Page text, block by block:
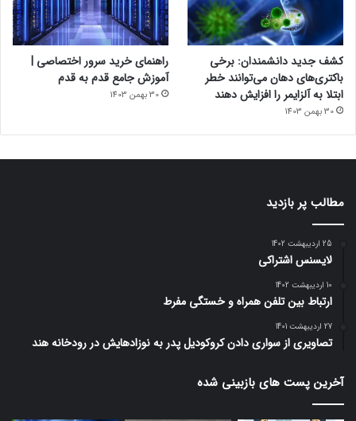
کشف جدید دانشمندان: برخی
باکتری‌های دهان می‌توانند خطر
ابتلا به آلزایمر را افزایش دهند
30 بهمن 1403
راهنمای خرید سرور اختصاصی |
آموزش جامع قدم به قدم
30 بهمن 1403
مطالب پر بازدید
25 اردیبهشت 1402
لایسنس اشتراکی
10 اردیبهشت 1402
ارتباط بین تلفن همراه و خستگی مفرط
27 اردیبهشت 1401
تصاویری از سواری دادن کروکودیل پدر به نوزادهایش در رودخانه هند
آخرین پست های بازبینی شده